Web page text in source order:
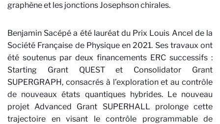
graphène et les jonctions Josephson chirales.
Benjamin Sacépé a été lauréat du Prix Louis Ancel de la
Société Française de Physique en 2021. Ses travaux ont
été soutenus par deux financements ERC successifs :
Starting Grant QUEST et Consolidator Grant
SUPERGRAPH, consacrés à l’exploration et au contrôle
de nouveaux états quantiques hybrides. Le nouveau
projet Advanced Grant SUPERHALL prolonge cette
trajectoire en visant le contrôle programmable de